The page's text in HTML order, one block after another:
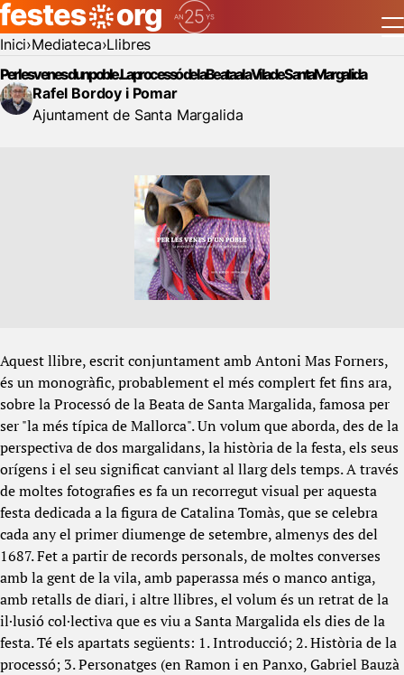
Inici Mediateca Llibres
Per les venes d'un poble. La processó de la Beata a la Vila de Santa Margalida
Rafel Bordoy i Pomar
Ajuntament de Santa Margalida
Aquest llibre, escrit conjuntament amb Antoni Mas Forners,
és un monogràfic, probablement el més complert fet fins ara,
sobre la Processó de la Beata de Santa Margalida, famosa per
ser "la més típica de Mallorca". Un volum que aborda, des de la
perspectiva de dos margalidans, la història de la festa, els seus
orígens i el seu significat canviant al llarg dels temps. A través
de moltes fotografies es fa un recorregut visual per aquesta
festa dedicada a la figura de Catalina Tomàs, que se celebra
cada any el primer diumenge de setembre, almenys des del
1687. Fet a partir de records personals, de moltes converses
amb la gent de la vila, amb paperassa més o manco antiga,
amb retalls de diari, i altre llibres, el volum és un retrat de la
il·lusió col·lectiva que es viu a Santa Margalida els dies de la
festa. Té els apartats següents: 1. Introducció; 2. Història de la
processó; 3. Personatges (en Ramon i en Panxo, Gabriel Bauzà